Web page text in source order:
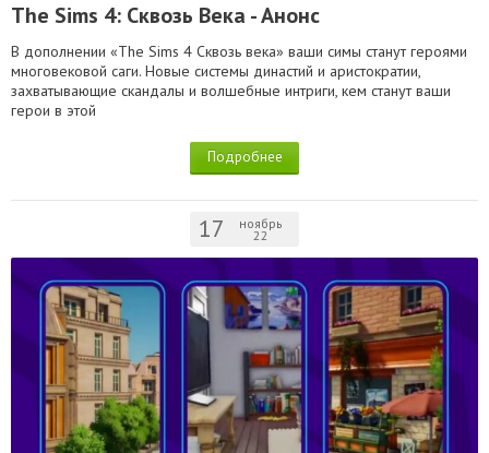
The Sims 4: Сквозь Века - Анонс
В дополнении «The Sims 4 Сквозь века» ваши симы станут героями
многовековой саги. Новые системы династий и аристократии,
захватывающие скандалы и волшебные интриги, кем станут ваши
герои в этой
Подробнее
17 ноябрь
22